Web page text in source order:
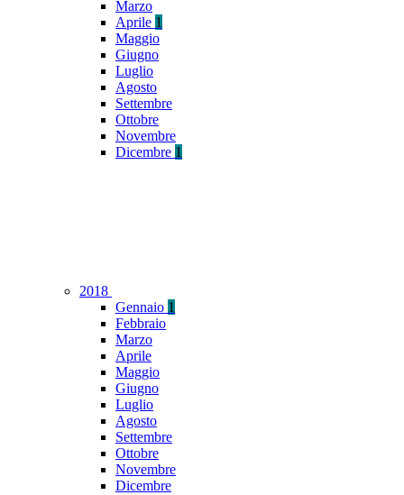
Marzo
Aprile 1
Maggio
Giugno
Luglio
Agosto
Settembre
Ottobre
Novembre
Dicembre 1
2018
Gennaio 1
Febbraio
Marzo
Aprile
Maggio
Giugno
Luglio
Agosto
Settembre
Ottobre
Novembre
Dicembre